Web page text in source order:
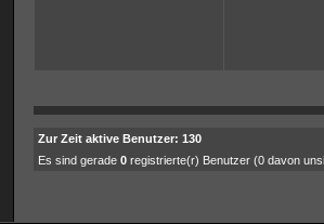
Zur Zeit aktive Benutzer: 130
Es sind gerade 0 registrierte(r) Benutzer (0 davon